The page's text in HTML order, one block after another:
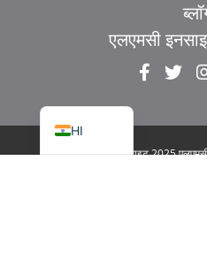
एलएमसी
© कॉपीराइट 2025
HI